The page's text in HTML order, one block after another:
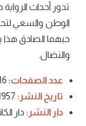
تدور أحداث
الوطن والسعي
حبهما الصادق هذا
والنضال.
عدد الصفحات:
تاريخ النشر:
دار النشر: دار